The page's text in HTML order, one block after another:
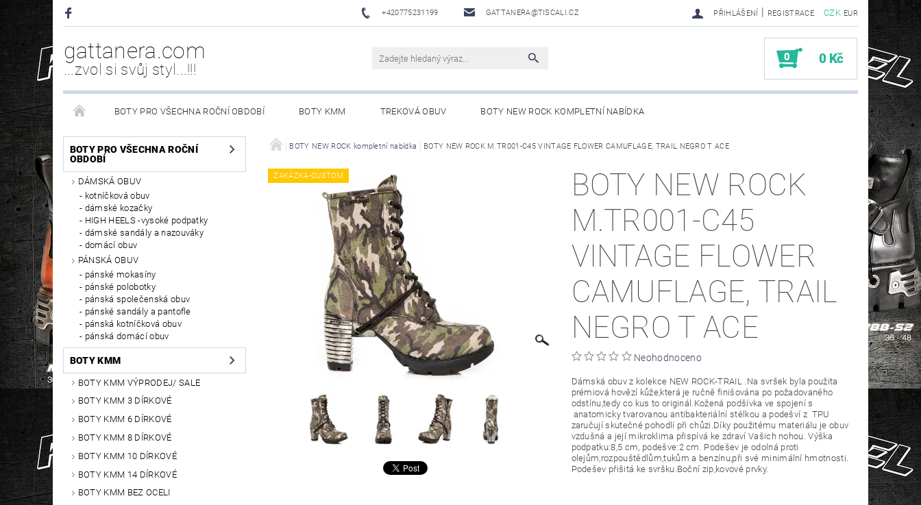
+420775231199 GATTANERA@TISCALI.CZ CZK EUR
PŘIHLÁŠENÍ | REGISTRACE
gattanera.com
...zvol si svůj styl...!!!
0 0 Kč
BOTY PRO VŠECHNA ROČNÍ OBDOBÍ BOTY KMM TREKOVÁ OBUV BOTY NEW ROCK KOMPLETNÍ NABÍDKA
NEW ROCK DOPLŇKY/NÁHRADNÍ DÍLY WESTERNOVÁ OBUV WESTERN BELTS /WESTERNOVÉ OPASKY/ BOTY SENDRA-SENDRA HANDMADE BIKER BOOTS
PÉČE O OBUV
BOTY PRO VŠECHNA ROČNÍ
OBDOBÍ
DÁMSKÁ OBUV
kotníčková obuv
dámské kozačky
HIGH HEELS -vysoké podpatky
dámské sandály a nazouváky
domácí obuv
PÁNSKÁ OBUV
pánské mokasíny
pánské polobotky
pánská společenská obuv
pánské sandály a pantofle
pánská kotníčková obuv
pánská domácí obuv
BOTY KMM
BOTY KMM VÝPRODEJ/ SALE
BOTY KMM 3 DÍRKOVÉ
BOTY KMM 6 DÍRKOVÉ
BOTY KMM 8 DÍRKOVÉ
BOTY KMM 10 DÍRKOVÉ
BOTY KMM 14 DÍRKOVÉ
BOTY KMM BEZ OCELI
BOTY NEW ROCK kompletní nabídka BOTY NEW ROCK M.TR001-C45 VINTAGE FLOWER CAMUFLAGE, TRAIL NEGRO T ACE
ZAKÁZKA-CUSTOM
BOTY NEW ROCK
M.TR001-C45
VINTAGE FLOWER
CAMUFLAGE, TRAIL
NEGRO T ACE
Neohodnoceno
Dámská obuv z kolekce NEW ROCK-TRAIL .Na svršek byla použita
prémiová hovězí kůže,která je ručně finišována po požadovaného
odstínu,tedy co kus to originál.Kožená podšívka ve spojení s
anatomicky tvarovanou antibakteriální stélkou a podešví z TPU
zaručují skutečné pohodlí při chůzi.Díky použitému materiálu je obuv
vzdušná a její mikroklima přispívá ke zdraví Vašich nohou. Výška
podpatku:8,5 cm, podešve:2 cm. Podešev je odolná proti
olejům,rozpouštědlům,tukům a benzínu,při své minimální hmotnosti.
Podešev přišitá ke svršku.Boční zip,kovové prvky.